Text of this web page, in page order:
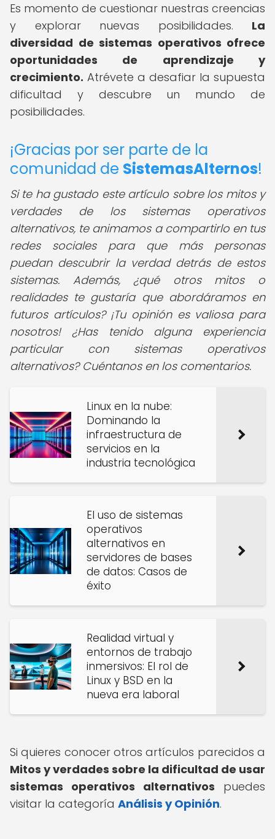
Es momento de cuestionar nuestras creencias
y explorar nuevas posibilidades. La
diversidad de sistemas operativos ofrece
oportunidades de aprendizaje y
crecimiento. Atrévete a desafiar la supuesta
dificultad y descubre un mundo de
posibilidades.
¡Gracias por ser parte de la
comunidad de SistemasAlternos!
Si te ha gustado este artículo sobre los mitos y
verdades de los sistemas operativos
alternativos, te animamos a compartirlo en tus
redes sociales para que más personas
puedan descubrir la verdad detrás de estos
sistemas. Además, ¿qué otros mitos o
realidades te gustaría que abordáramos en
futuros artículos? ¡Tu opinión es valiosa para
nosotros! ¿Has tenido alguna experiencia
particular con sistemas operativos
alternativos? Cuéntanos en los comentarios.
Linux en la nube:
Dominando la
infraestructura de
servicios en la
industria tecnológica
El uso de sistemas
operativos
alternativos en
servidores de bases
de datos: Casos de
éxito
Realidad virtual y
entornos de trabajo
inmersivos: El rol de
Linux y BSD en la
nueva era laboral
Si quieres conocer otros artículos parecidos a
Mitos y verdades sobre la dificultad de usar
sistemas operativos alternativos puedes
visitar la categoría Análisis y Opinión.